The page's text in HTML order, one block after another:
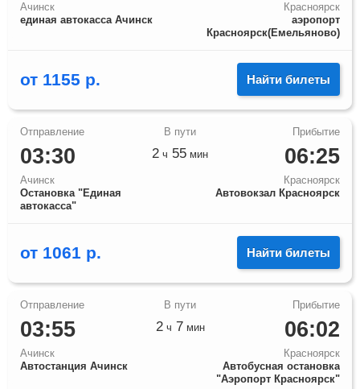
Ачинск
единая автокасса Ачинск
Красноярск
аэропорт
Красноярск(Емельяново)
от 1155 р. Найти билеты
03:30
Ачинск
Остановка "Единая
автокасса"
06:25
Красноярск
Автовокзал Красноярск
2 ч 55 мин
от 1061 р. Найти билеты
03:55
Ачинск
Автостанция Ачинск
06:02
Красноярск
Автобусная остановка
"Аэропорт Красноярск"
2ч 7 мин